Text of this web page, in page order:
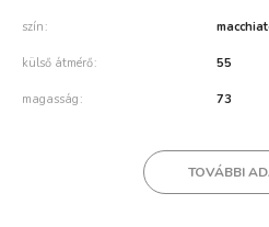
szín
külső átmérő 55
magasság 73
TOVÁBBI